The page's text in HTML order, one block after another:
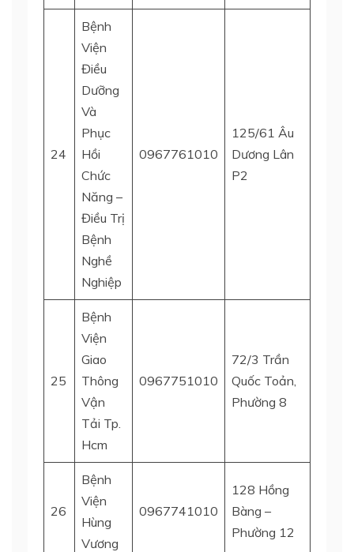
24
Bệnh
Viện
Điều
Dưỡng
Và
Phục
Hồi
Chức
Năng –
Điều Trị
Bệnh
Nghề
Nghiệp
0967761010
125/61 Âu
Dương Lân
P2
25
Bệnh
Viện
Giao
Thông
Vận
Tải Tp.
Hcm
0967751010
72/3 Trần
Quốc Toản,
Phường 8
26
Bệnh
Viện
Hùng
Vương
0967741010
128 Hồng
Bàng –
Phường 12